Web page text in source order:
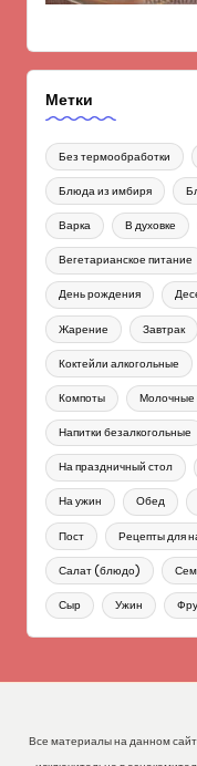
Метки
Без термообработки
Блюда из имбиря
Варка В духовке
Вегетарианское питание
День рождения
Жарение Завтрак
Коктейли алкогольные
Компоты Молочные
Напитки безалкогольные
На праздничный стол
На ужин Обед
Пост Рецепты для
Салат (блюдо)
Сыр Ужин
Все материалы на данном